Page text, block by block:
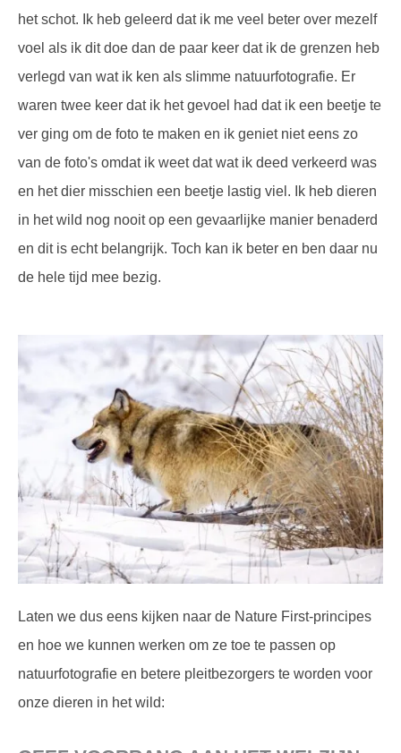
het schot. Ik heb geleerd dat ik me veel beter over mezelf
voel als ik dit doe dan de paar keer dat ik de grenzen heb
verlegd van wat ik ken als slimme natuurfotografie. Er
waren twee keer dat ik het gevoel had dat ik een beetje te
ver ging om de foto te maken en ik geniet niet eens zo
van de foto's omdat ik weet dat wat ik deed verkeerd was
en het dier misschien een beetje lastig viel. Ik heb dieren
in het wild nog nooit op een gevaarlijke manier benaderd
en dit is echt belangrijk. Toch kan ik beter en ben daar nu
de hele tijd mee bezig.
Laten we dus eens kijken naar de Nature First-principes
en hoe we kunnen werken om ze toe te passen op
natuurfotografie en betere pleitbezorgers te worden voor
onze dieren in het wild: